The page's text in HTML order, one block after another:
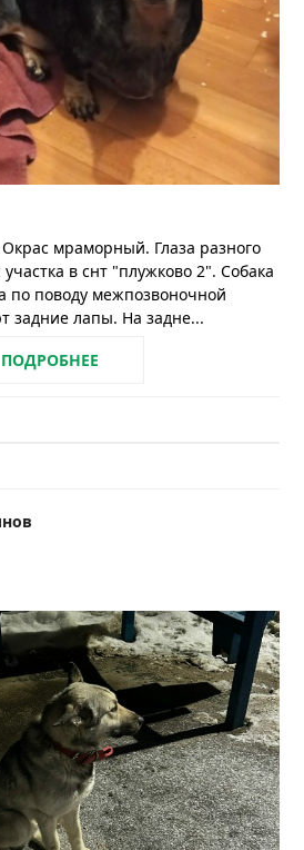
мраморный. Глаза разного
в снт "плужково 2". Собака
по поводу межпозвоночной
задние лапы. На задне...
ПОДРОБНЕЕ